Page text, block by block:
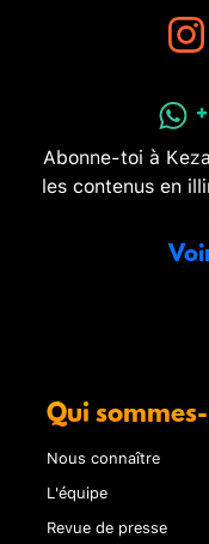
Abonne-toi à
les contenus en
Qui
Nous connaître
L'équipe
Revue de presse